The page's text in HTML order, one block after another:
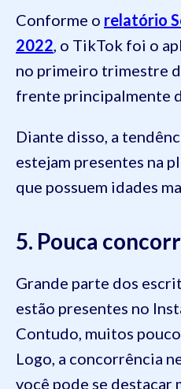
Conforme o relatório
2022, o TikTok foi o
no primeiro trimestre
frente principalmente
Diante disso, a
estejam presentes na
que possuem idades
5. Pouca
Grande parte dos
estão presentes no
Contudo, muitos
Logo, a concorrência
você pode se destacar